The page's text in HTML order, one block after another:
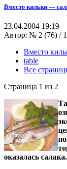
Вместо кильки —
23.04.2004 19:19
Автор: № 2 (76) /
Вместо
table
Все
Страница 1 из 2
оказалась салака.